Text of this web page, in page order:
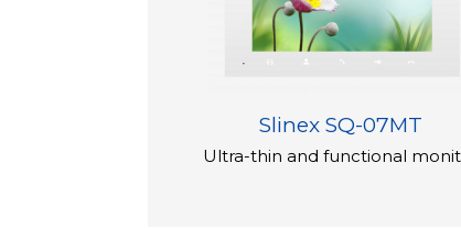
Slinex SQ-07MT
Ultra-thin and functional